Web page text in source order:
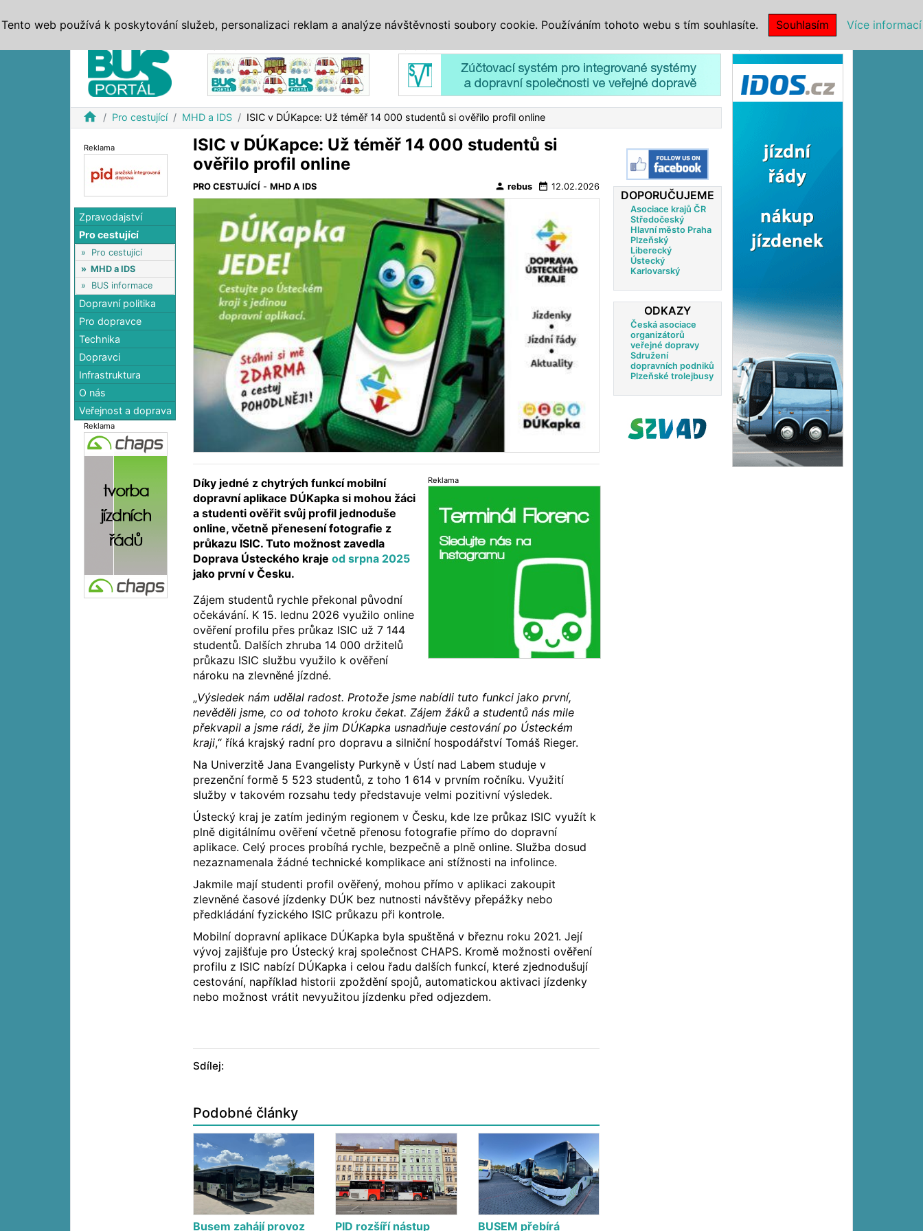
home Pro cestující MHD a IDS ISIC v DÚKapce: Už téměř 14 000 studentů si ověřilo profil online
Reklama
Zpravodajství
Pro cestující
» Pro cestující
» MHD a IDS
» BUS informace
Dopravní politika
Pro dopravce
Technika
Dopravci
Infrastruktura
O nás
Veřejnost a doprava
Reklama
ISIC v DÚKapce: Už téměř 14 000 studentů si
ověřilo profil online
PRO CESTUJÍCÍ -MHD A IDS person rebus date_range 12.02.2026
Reklama
Díky jedné z chytrých funkcí mobilní
dopravní aplikace DÚKapka si mohou žáci
a studenti ověřit svůj profil jednoduše
online, včetně přenesení fotografie z
průkazu ISIC. Tuto možnost zavedla
Doprava Ústeckého krajeod srpna 2025
jako první v Česku.
Zájem studentů rychle překonal původní
očekávání. K 15. lednu 2026 využilo online
ověření profilu přes průkaz ISIC už 7 144
studentů. Dalších zhruba 14 000 držitelů
průkazu ISIC službu využilo k ověření
nároku na zlevněné jízdné.
„Výsledek nám udělal radost. Protože jsme nabídli tuto funkci jako první,
nevěděli jsme, co od tohoto kroku čekat. Zájem žáků a studentů nás mile
překvapil a jsme rádi, že jim DÚKapka usnadňuje cestování po Ústeckém
kraji,“ říká krajský radní pro dopravu a silniční hospodářství Tomáš Rieger.
Na Univerzitě Jana Evangelisty Purkyně v Ústí nad Labem studuje v
prezenční formě 5 523 studentů, z toho 1 614 v prvním ročníku. Využití
služby v takovém rozsahu tedy představuje velmi pozitivní výsledek.
Ústecký kraj je zatím jediným regionem v Česku, kde lze průkaz ISIC využít k
plně digitálnímu ověření včetně přenosu fotografie přímo do dopravní
aplikace. Celý proces probíhá rychle, bezpečně a plně online. Služba dosud
nezaznamenala žádné technické komplikace ani stížnosti na infolince.
Jakmile mají studenti profil ověřený, mohou přímo v aplikaci zakoupit
zlevněné časové jízdenky DÚK bez nutnosti návštěvy přepážky nebo
předkládání fyzického ISIC průkazu při kontrole.
Mobilní dopravní aplikace DÚKapka byla spuštěná v březnu roku 2021. Její
vývoj zajišťuje pro Ústecký kraj společnost CHAPS. Kromě možnosti ověření
profilu z ISIC nabízí DÚKapka i celou řadu dalších funkcí, které zjednodušují
cestování, například historii zpoždění spojů, automatickou aktivaci jízdenky
nebo možnost vrátit nevyužitou jízdenku před odjezdem.
Sdílej:
Podobné články
Busem zahájí provoz PID rozšíří nástup BUSEM přebírá
DOPORUČUJEME
Asociace krajů ČR
Středočeský
Hlavní město Praha
Plzeňský
Liberecký
Ústecký
Karlovarský
ODKAZY
Česká asociace
organizátorů
veřejné dopravy
Sdružení
dopravních podniků
Plzeňské trolejbusy
Tento web používá k poskytování služeb, personalizaci reklam a analýze návštěvnosti soubory cookie. Používáním tohoto webu s tím souhlasíte. Souhlasím Více informací